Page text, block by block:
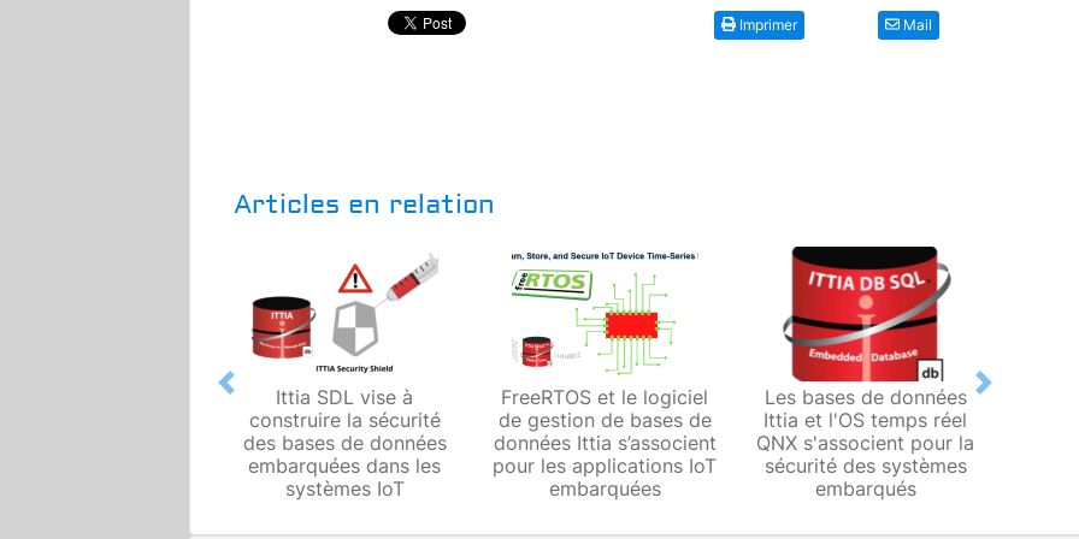
Imprimer Mail
Articles en relation
Ittia SDL vise à
construire la sécurité
des bases de données
embarquées dans les
systèmes IoT
FreeRTOS et le logiciel
de gestion de bases de
données Ittia s’associent
pour les applications IoT
embarquées
Les bases de données
Ittia et l'OS temps réel
QNX s'associent pour la
sécurité des systèmes
embarqués
Previous Next